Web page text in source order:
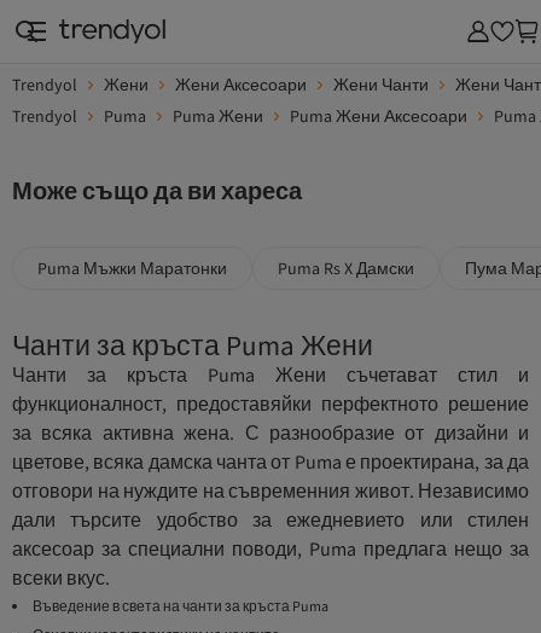
Trendyol Жени Жени Аксесоари Жени Чанти
Жени
Trendyol
Puma Puma Жени Puma Жени Аксесоари
Може също да ви хареса
Puma Мъжки Маратонки Puma Rs X Дамски Пума
Чанти за кръста Puma Жени
Чанти за кръста Puma Жени съчетават стил и
функционалност, предоставяйки перфектното решение
за всяка активна жена. С разнообразие от дизайни и
цветове, всяка дамска чанта от Puma е проектирана, за да
отговори на нуждите на съвременния живот. Независимо
дали търсите удобство за ежедневието или стилен
аксесоар за специални поводи, Puma предлага нещо за
всеки вкус.
Въведение в света на чанти за кръста Puma